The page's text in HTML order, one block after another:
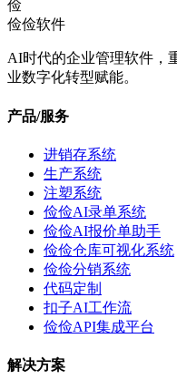
俭
俭俭软件
AI时代的企业管理软件，
业数字化转型赋能。
产品/服务
进销存系统
生产系统
注塑系统
俭俭AI录单系统
俭俭AI报价单助手
俭俭仓库可视化系统
俭俭分销系统
代码定制
扣子AI工作流
俭俭API集成平台
解决方案